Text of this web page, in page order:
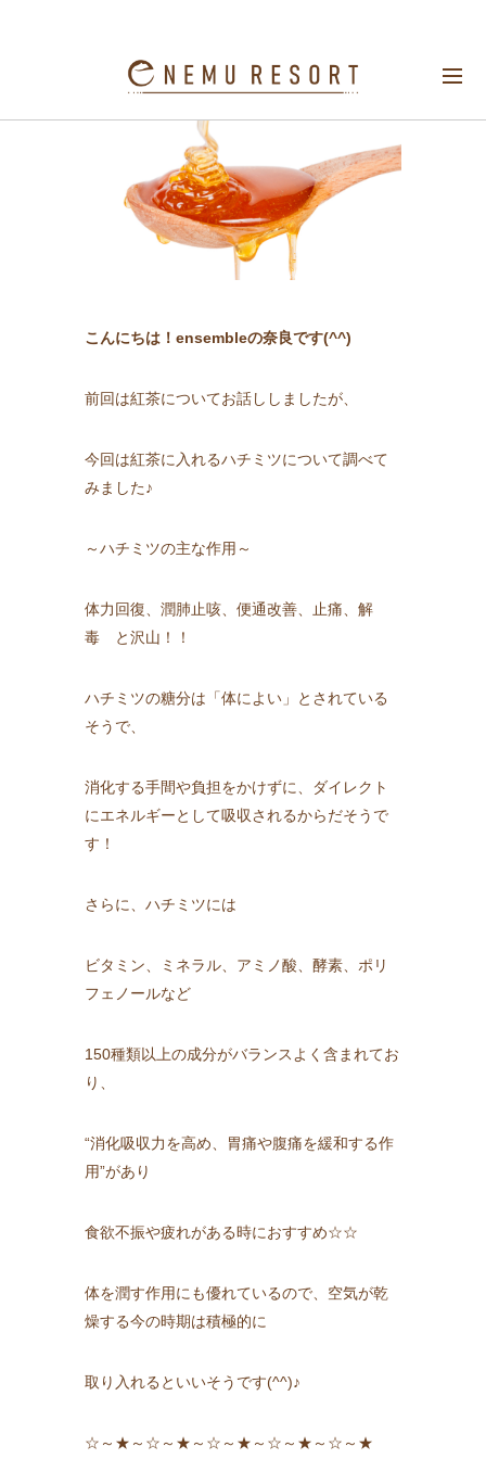
こんにちは！ensembleの奈良です(^^)
前回は紅茶についてお話ししましたが、
今回は紅茶に入れるハチミツについて調べて
みました♪
～ハチミツの主な作用～
体力回復、潤肺止咳、便通改善、止痛、解
毒 と沢山！！
ハチミツの糖分は「体によい」とされている
そうで、
消化する手間や負担をかけずに、ダイレクト
にエネルギーとして吸収されるからだそうで
す！
さらに、ハチミツには
ビタミン、ミネラル、アミノ酸、酵素、ポリ
フェノールなど
150種類以上の成分がバランスよく含まれてお
り、
“消化吸収力を高め、胃痛や腹痛を緩和する作
用”があり
食欲不振や疲れがある時におすすめ☆☆
体を潤す作用にも優れているので、空気が乾
燥する今の時期は積極的に
取り入れるといいそうです(^^)♪
☆～★～☆～★～☆～★～☆～★～☆～★